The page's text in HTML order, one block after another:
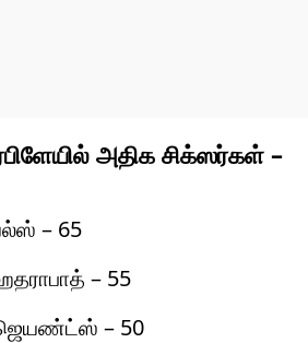
அதிக சிக்ஸர்கள் –
– 65
– 55
– 50